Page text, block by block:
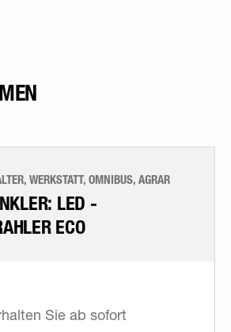
WERKSTATT, OMNIBUS, AGRAR
LED
ECO
Sie ab sofort